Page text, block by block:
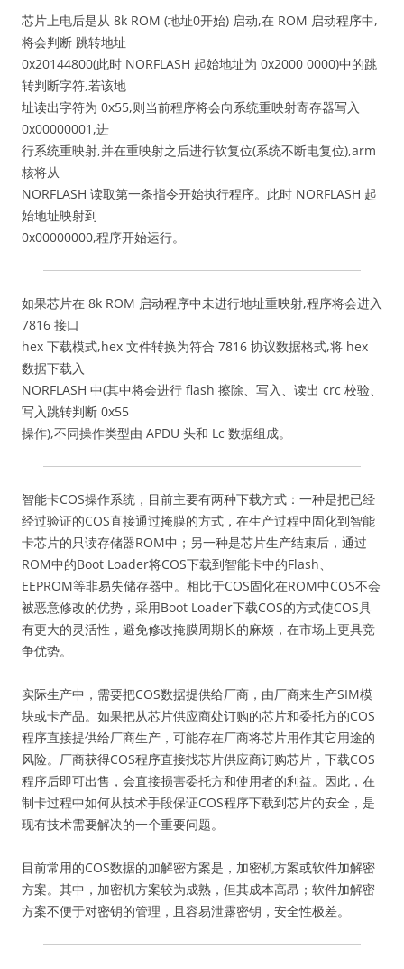
芯片上电后是从 8k ROM (地址0开始) 启动,在 ROM 启动程序中,
将会判断 跳转地址
0x20144800(此时 NORFLASH 起始地址为 0x2000 0000)中的跳
转判断字符,若该地
址读出字符为 0x55,则当前程序将会向系统重映射寄存器写入
0x00000001,进
行系统重映射,并在重映射之后进行软复位(系统不断电复位),arm
核将从
NORFLASH 读取第一条指令开始执行程序。此时 NORFLASH 起
始地址映射到
0x00000000,程序开始运行。
如果芯片在 8k ROM 启动程序中未进行地址重映射,程序将会进入
7816 接口
hex 下载模式,hex 文件转换为符合 7816 协议数据格式,将 hex
数据下载入
NORFLASH 中(其中将会进行 flash 擦除、写入、读出 crc 校验、
写入跳转判断 0x55
操作),不同操作类型由 APDU 头和 Lc 数据组成。
智能卡COS操作系统，目前主要有两种下载方式：一种是把已经
经过验证的COS直接通过掩膜的方式，在生产过程中固化到智能
卡芯片的只读存储器ROM中；另一种是芯片生产结束后，通过
ROM中的Boot Loader将COS下载到智能卡中的Flash、
EEPROM等非易失储存器中。相比于COS固化在ROM中COS不会
被恶意修改的优势，采用Boot Loader下载COS的方式使COS具
有更大的灵活性，避免修改掩膜周期长的麻烦，在市场上更具竞
争优势。
实际生产中，需要把COS数据提供给厂商，由厂商来生产SIM模
块或卡产品。如果把从芯片供应商处订购的芯片和委托方的COS
程序直接提供给厂商生产，可能存在厂商将芯片用作其它用途的
风险。厂商获得COS程序直接找芯片供应商订购芯片，下载COS
程序后即可出售，会直接损害委托方和使用者的利益。因此，在
制卡过程中如何从技术手段保证COS程序下载到芯片的安全，是
现有技术需要解决的一个重要问题。
目前常用的COS数据的加解密方案是，加密机方案或软件加解密
方案。其中，加密机方案较为成熟，但其成本高昂；软件加解密
方案不便于对密钥的管理，且容易泄露密钥，安全性极差。